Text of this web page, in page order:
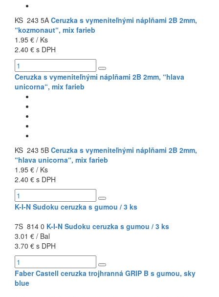
KS 243 5A Ceruzka s vymeniteľnými náplňami 2B 2mm,
“kozmonaut“, mix farieb
1.95 € / Ks
2.40 € s DPH
Ceruzka s vymeniteľnými náplňami 2B 2mm, “hlava
unicorna“, mix farieb
KS 243 5B Ceruzka s vymeniteľnými náplňami 2B 2mm,
“hlava unicorna“, mix farieb
1.95 € / Ks
2.40 € s DPH
K-I-N Sudoku ceruzka s gumou / 3 ks
7S 814 0 K-I-N Sudoku ceruzka s gumou / 3 ks
3.01 € / Bal
3.70 € s DPH
Faber Castell ceruzka trojhranná GRIP B s gumou, sky
blue